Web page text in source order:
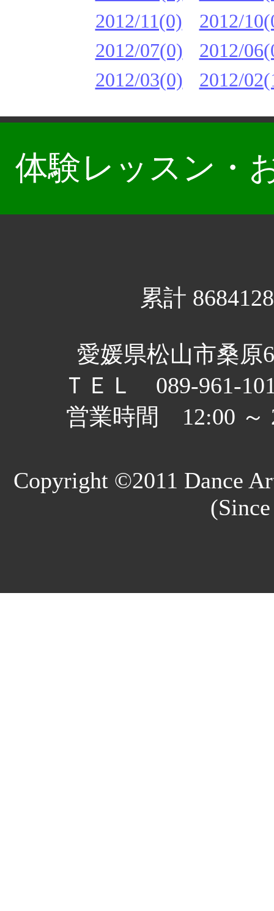
2012/11(0)
2012/
2012/07(0)
2012/
2012/03(0)
2012/
体験レッスン・
累計
愛媛県松山市桑原
ＴＥＬ 089-961-
営業時間 12:00
Copyright ©2011 Dance